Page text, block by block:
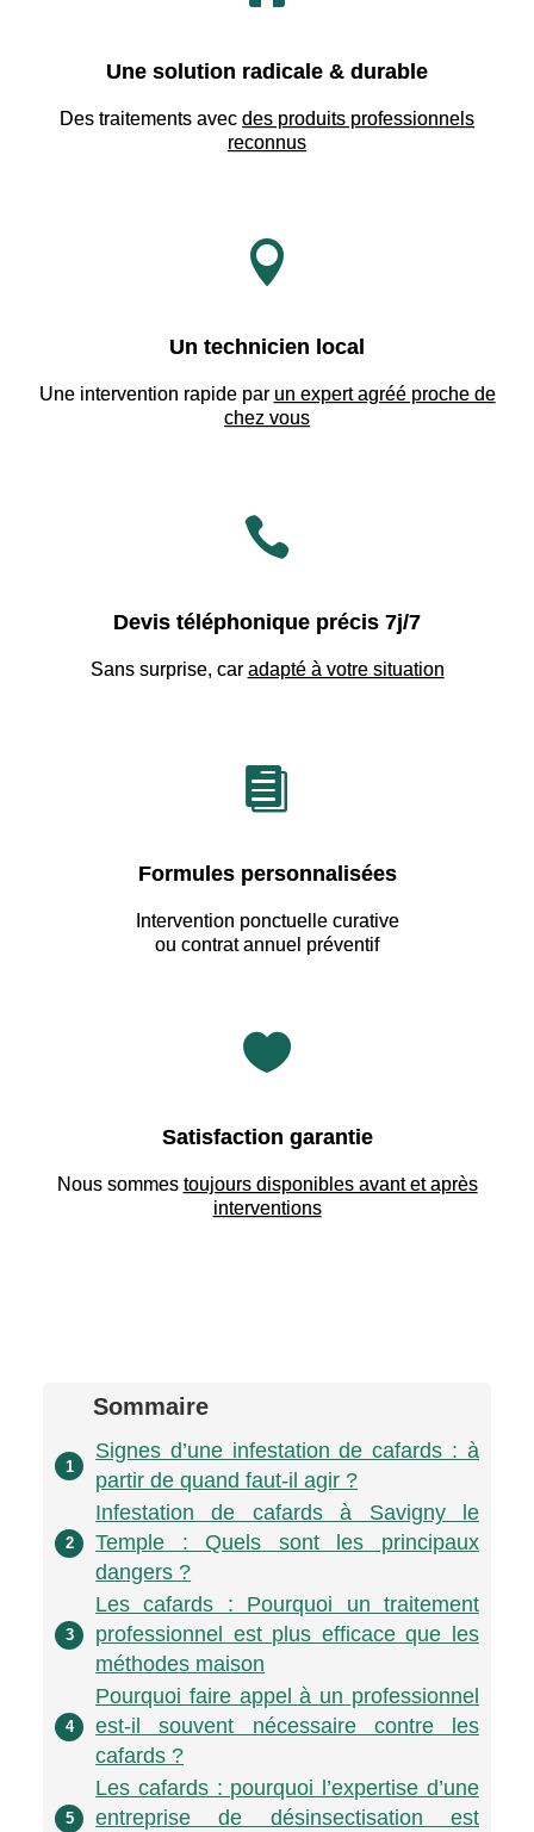
Une solution radicale & durable
Des traitements avec des produits professionnels
reconnus

Un technicien local
Une intervention rapide par un expert agréé proche de
chez vous

Devis téléphonique précis 7j/7
Sans surprise, car adapté à votre situation

Formules personnalisées
Intervention ponctuelle curative
ou contrat annuel préventif

Satisfaction garantie
Nous sommes toujours disponibles avant et après
interventions
Sommaire
1
Signes d’une infestation de cafards : à
partir de quand faut-il agir ?
2
Infestation de cafards à Savigny le
Temple : Quels sont les principaux
dangers ?
3
Les cafards : Pourquoi un traitement
professionnel est plus efficace que les
méthodes maison
4
Pourquoi faire appel à un professionnel
est-il souvent nécessaire contre les
cafards ?
5
Les cafards : pourquoi l’expertise d’une
entreprise de désinsectisation est